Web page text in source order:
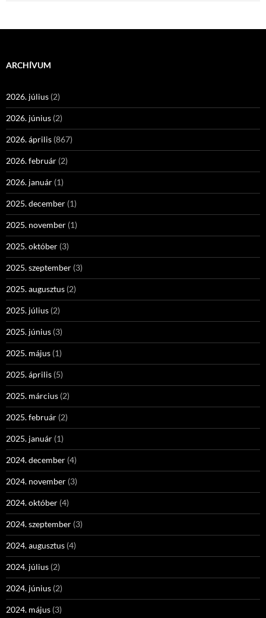
ARCHÍVUM
2026. július (2)
2026. június (2)
2026. április (867)
2026. február (2)
2026. január (1)
2025. december (1)
2025. november (1)
2025. október (3)
2025. szeptember (3)
2025. augusztus (2)
2025. július (2)
2025. június (3)
2025. május (1)
2025. április (5)
2025. március (2)
2025. február (2)
2025. január (1)
2024. december (4)
2024. november (3)
2024. október (4)
2024. szeptember (3)
2024. augusztus (4)
2024. július (2)
2024. június (2)
2024. május (3)